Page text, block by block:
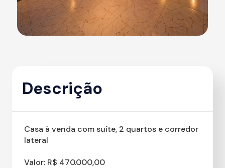
Descrição
Casa à venda com suíte, 2 quartos e corredor
lateral
Valor: R$ 470.000,00